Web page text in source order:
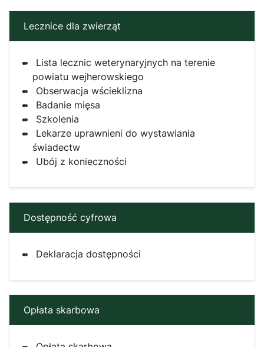
Lecznice dla zwierząt
Lista lecznic weterynaryjnych na terenie
powiatu wejherowskiego
Obserwacja wścieklizna
Badanie mięsa
Szkolenia
Lekarze uprawnieni do wystawiania
świadectw
Ubój z konieczności
Dostępność cyfrowa
Deklaracja dostępności
Opłata skarbowa